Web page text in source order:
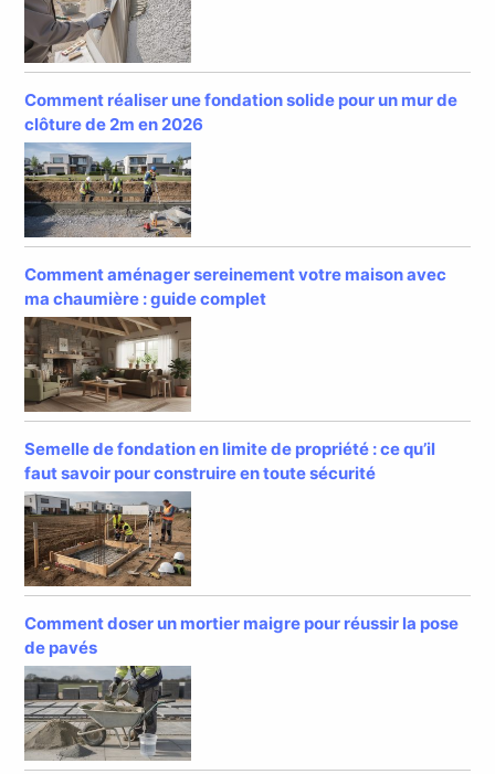
Comment réaliser une fondation solide pour un mur de
clôture de 2m en 2026
Comment aménager sereinement votre maison avec
ma chaumière : guide complet
Semelle de fondation en limite de propriété : ce qu’il
faut savoir pour construire en toute sécurité
Comment doser un mortier maigre pour réussir la pose
de pavés